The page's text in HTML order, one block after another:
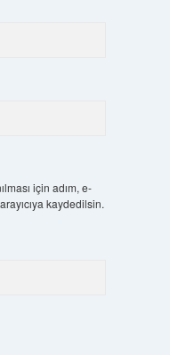
için adım, e-
kaydedilsin.